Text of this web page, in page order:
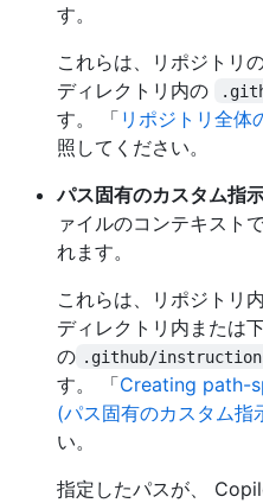
す。
これらは、リポジトリ
ディレクトリ内の
す。 「 リポジトリ全体
照してください。
パス固有のカスタム指
ァイルのコンテキスト
れます。
これらは、リポジトリ
ディレクトリ内または
の .github/
す。 「Creating path-
(パス固有のカスタム指
い。
指定したパスが、